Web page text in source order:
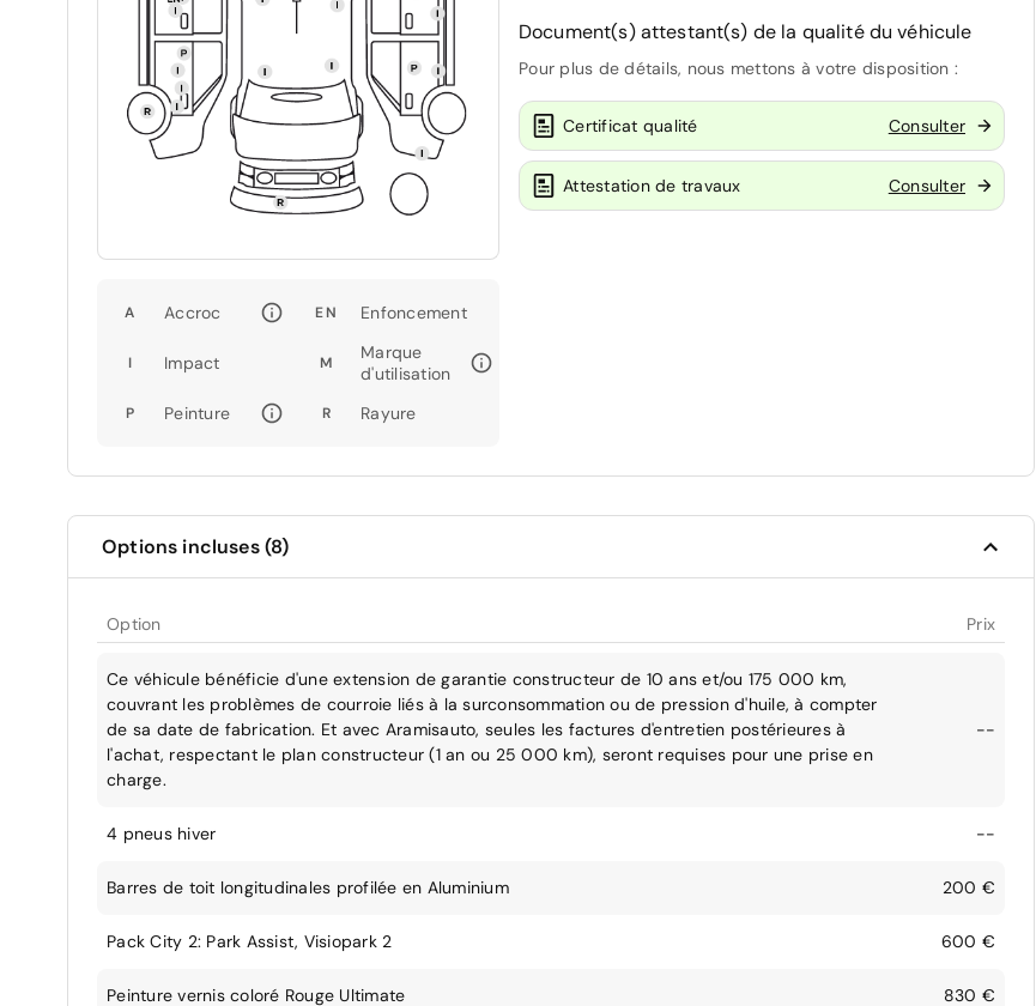
A Accroc EN Enfoncement
I Impact M
Marque
d'utilisation
P Peinture R Rayure
Document(s) attestant(s) de la qualité du véhicule
Pour plus de détails, nous mettons à votre disposition :
Certificat qualité Consulter
Attestation de travaux Consulter
Options incluses (8)
Option Prix
Ce véhicule bénéficie d'une extension de garantie constructeur de 10 ans et/ou 175 000 km,
couvrant les problèmes de courroie liés à la surconsommation ou de pression d'huile, à compter
de sa date de fabrication. Et avec Aramisauto, seules les factures d'entretien postérieures à
l'achat, respectant le plan constructeur (1 an ou 25 000 km), seront requises pour une prise en
charge.
--
4 pneus hiver --
Barres de toit longitudinales profilée en Aluminium 200 €
Pack City 2: Park Assist, Visiopark 2 600 €
Peinture vernis coloré Rouge Ultimate 830 €